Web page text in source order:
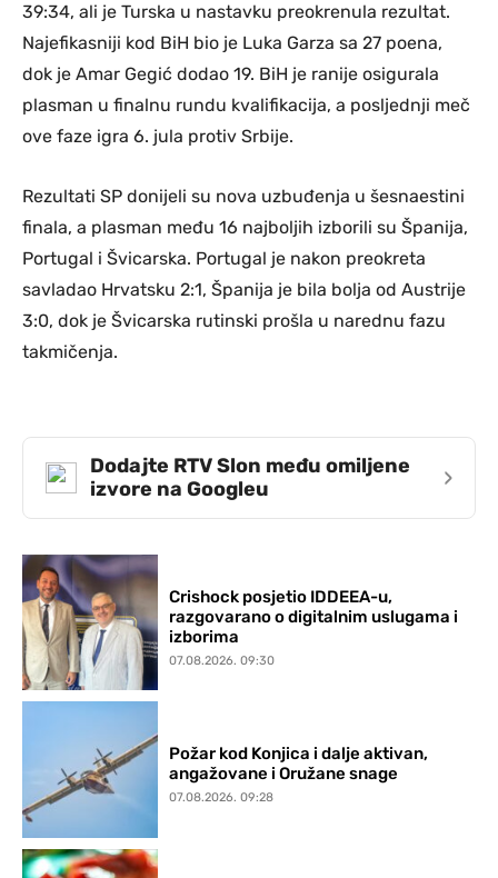
39:34, ali je Turska u nastavku preokrenula rezultat.
Najefikasniji kod BiH bio je Luka Garza sa 27 poena,
dok je Amar Gegić dodao 19. BiH je ranije osigurala
plasman u finalnu rundu kvalifikacija, a posljednji meč
ove faze igra 6. jula protiv Srbije.
Rezultati SP donijeli su nova uzbuđenja u šesnaestini
finala, a plasman među 16 najboljih izborili su Španija,
Portugal i Švicarska. Portugal je nakon preokreta
savladao Hrvatsku 2:1, Španija je bila bolja od Austrije
3:0, dok je Švicarska rutinski prošla u narednu fazu
takmičenja.
Dodajte RTV Slon među omiljene
izvore na Googleu
›
Crishock posjetio IDDEEA-u,
razgovarano o digitalnim uslugama i
izborima
07.08.2026. 09:30
Požar kod Konjica i dalje aktivan,
angažovane i Oružane snage
07.08.2026. 09:28